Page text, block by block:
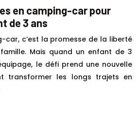
en camping-car pour
de 3 ans
car, c’est la promesse de la liberté
Mais quand un enfant de 3
le défi prend une nouvelle
transformer les longs trajets en